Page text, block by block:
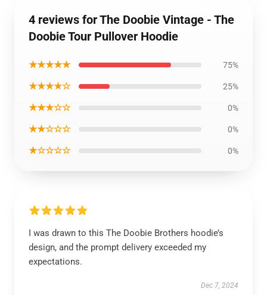
4 reviews for The Doobie Vintage - The
Doobie Tour Pullover Hoodie
★★★★★ 75%
★★★★☆ 25%
★★★☆☆ 0%
★★☆☆☆ 0%
★☆☆☆☆ 0%
I was drawn to this The Doobie Brothers hoodie’s
design, and the prompt delivery exceeded my
expectations.
Dec 7, 2024